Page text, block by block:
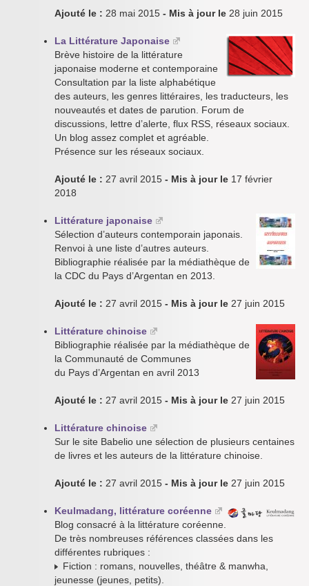
Ajouté le : 28 mai 2015 - Mis à jour le 28 juin 2015
La Littérature Japonaise
Brève histoire de la littérature
japonaise moderne et contemporaine
Consultation par la liste alphabétique
des auteurs, les genres littéraires, les traducteurs, les
nouveautés et dates de parution. Forum de
discussions, lettre d’alerte, flux RSS, réseaux sociaux.
Un blog assez complet et agréable.
Présence sur les réseaux sociaux.
Ajouté le : 27 avril 2015 - Mis à jour le 17 février
2018
Littérature japonaise
Sélection d’auteurs contemporain japonais.
Renvoi à une liste d’autres auteurs.
Bibliographie réalisée par la médiathèque de
la CDC du Pays d’Argentan en 2013.
Ajouté le : 27 avril 2015 - Mis à jour le 27 juin 2015
Littérature chinoise
Bibliographie réalisée par la médiathèque de
la Communauté de Communes
du Pays d’Argentan en avril 2013
Ajouté le : 27 avril 2015 - Mis à jour le 27 juin 2015
Littérature chinoise
Sur le site Babelio une sélection de plusieurs centaines
de livres et les auteurs de la littérature chinoise.
Ajouté le : 27 avril 2015 - Mis à jour le 27 juin 2015
Keulmadang, littérature coréenne
Blog consacré à la littérature coréenne.
De très nombreuses références classées dans les
différentes rubriques :
Fiction : romans, nouvelles, théâtre & manwha,
jeunesse (jeunes, petits).